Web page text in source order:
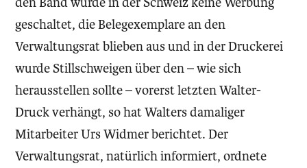
geschaltet, die Belegexemplare an den
Verwaltungsrat blieben aus und in der Druckerei
wurde Stillschweigen über den – wie sich
herausstellen sollte – vorerst letzten Walter-
Druck verhängt, so hat Walters damaliger
Mitarbeiter Urs Widmer berichtet. Der
Verwaltungsrat, natürlich informiert, ordnete